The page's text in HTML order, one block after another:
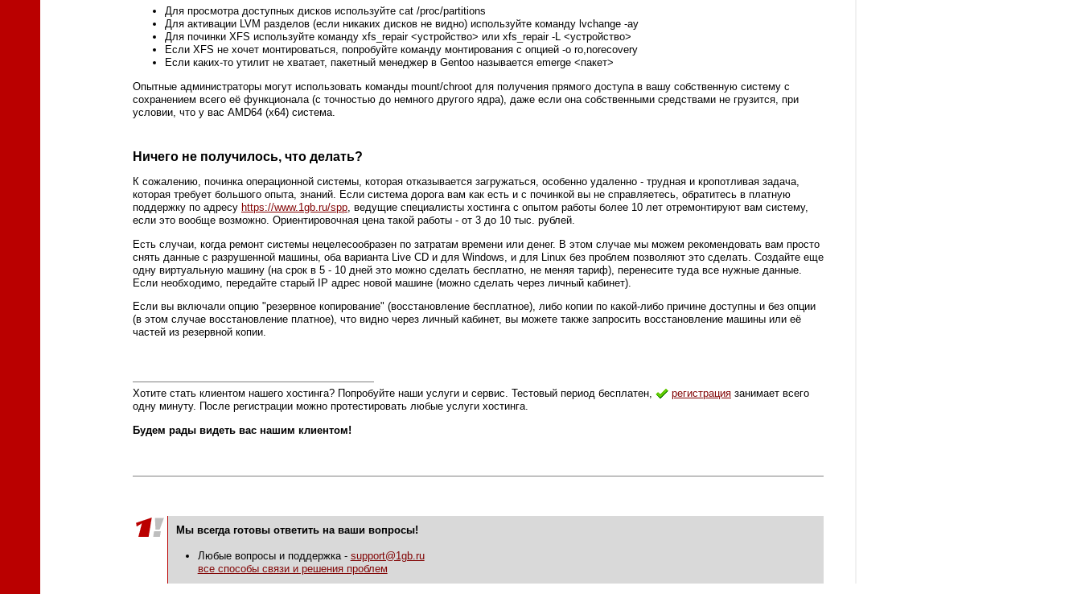
Для просмотра доступных дисков используйте cat /proc/partitions
Для активации LVM разделов (если никаких дисков не видно) используйте команду lvchange -ay
Для починки XFS используйте команду xfs_repair <устройство> или xfs_repair -L <устройство>
Если XFS не хочет монтироваться, попробуйте команду монтирования с опцией -o ro,norecovery
Если каких-то утилит не хватает, пакетный менеджер в Gentoo называется emerge <пакет>
Опытные администраторы могут использовать команды mount/chroot для получения прямого доступа в вашу собственную систему с
сохранением всего её функционала (с точностью до немного другого ядра), даже если она собственными средствами не грузится, при
условии, что у вас AMD64 (x64) система.
Ничего не получилось, что делать?
К сожалению, починка операционной системы, которая отказывается загружаться, особенно удаленно - трудная и кропотливая задача,
которая требует большого опыта, знаний. Если система дорога вам как есть и с починкой вы не справляетесь, обратитесь в платную
поддержку по адресу https://www.1gb.ru/spp, ведущие специалисты хостинга с опытом работы более 10 лет отремонтируют вам систему,
если это вообще возможно. Ориентировочная цена такой работы - от 3 до 10 тыс. рублей.
Есть случаи, когда ремонт системы нецелесообразен по затратам времени или денег. В этом случае мы можем рекомендовать вам просто
снять данные с разрушенной машины, оба варианта Live CD и для Windows, и для Linux без проблем позволяют это сделать. Создайте еще
одну виртуальную машину (на срок в 5 - 10 дней это можно сделать бесплатно, не меняя тариф), перенесите туда все нужные данные.
Если необходимо, передайте старый IP адрес новой машине (можно сделать через личный кабинет).
Если вы включали опцию "резервное копирование" (восстановление бесплатное), либо копии по какой-либо причине доступны и без опции
(в этом случае восстановление платное), что видно через личный кабинет, вы можете также запросить восстановление машины или её
частей из резервной копии.
Хотите стать клиентом нашего хостинга? Попробуйте наши услуги и сервис. Тестовый период бесплатен, регистрация занимает всего
одну минуту. После регистрации можно протестировать любые услуги хостинга.
Будем рады видеть вас нашим клиентом!
Мы всегда готовы ответить на ваши вопросы!
Любые вопросы и поддержка - support@1gb.ru
все способы связи и решения проблем